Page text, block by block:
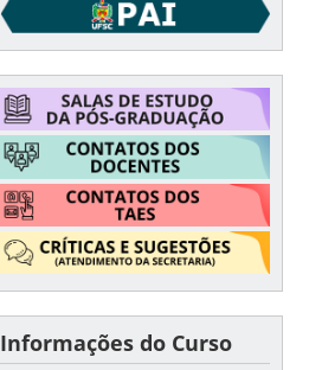
Informações do Curso